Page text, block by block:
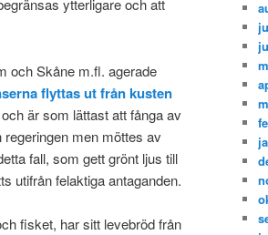
ytterligare och att
och Skåne m.fl. agerade
flyttas ut från kusten
är som lättast att fånga av
men möttes av
fall, som gett grönt ljus till
utifrån felaktiga antaganden.
fisket, har sitt levebröd från